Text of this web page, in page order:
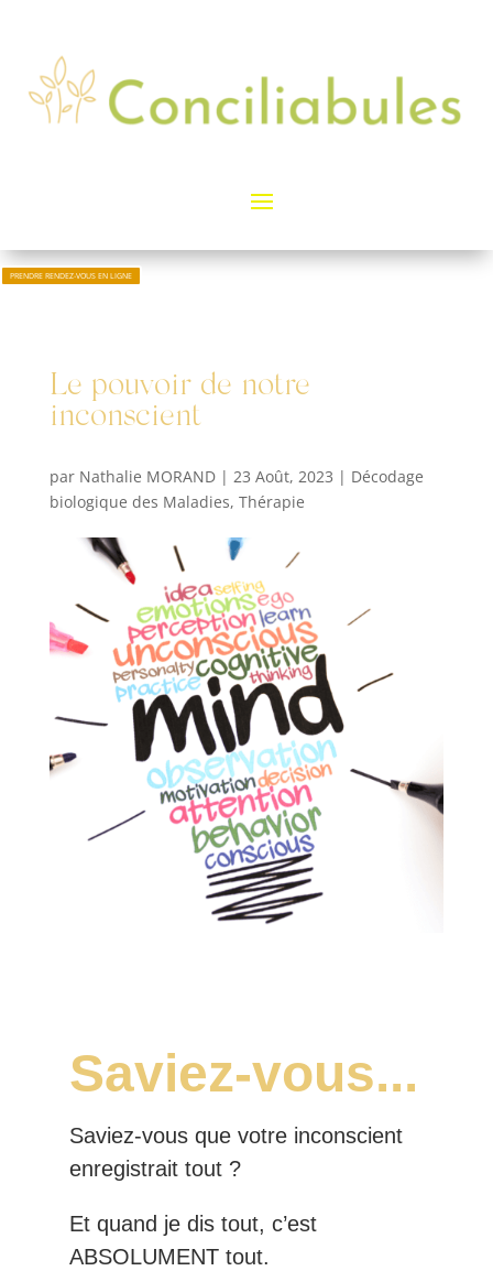
PRENDRE RENDEZ-VOUS EN LIGNE
Le pouvoir de notre
inconscient
par Nathalie MORAND| 23 Août, 2023 | Décodage
biologique des Maladies, Thérapie
Saviez-vous...
Saviez-vous que votre inconscient
enregistrait tout ?
Et quand je dis tout, c’est
ABSOLUMENT tout.